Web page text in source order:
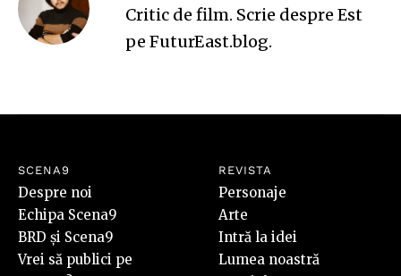
Critic de film. Scrie despre Est
pe FuturEast.blog.
SCENA9
Despre noi
Echipa Scena9
BRD și Scena9
Vrei să publici pe
REVISTA
Personaje
Arte
Intră la idei
Lumea noastră